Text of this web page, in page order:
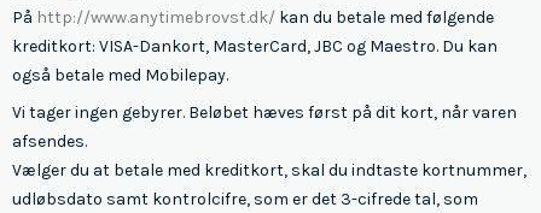
På http://www.anytimebrovst.dk/ kan du betale med følgende
kreditkort: VISA-Dankort, MasterCard, JBC og Maestro. Du kan
også betale med Mobilepay.
Vi tager ingen gebyrer. Beløbet hæves først på dit kort, når varen
afsendes.
Vælger du at betale med kreditkort, skal du indtaste kortnummer,
udløbsdato samt kontrolcifre, som er det 3-cifrede tal, som